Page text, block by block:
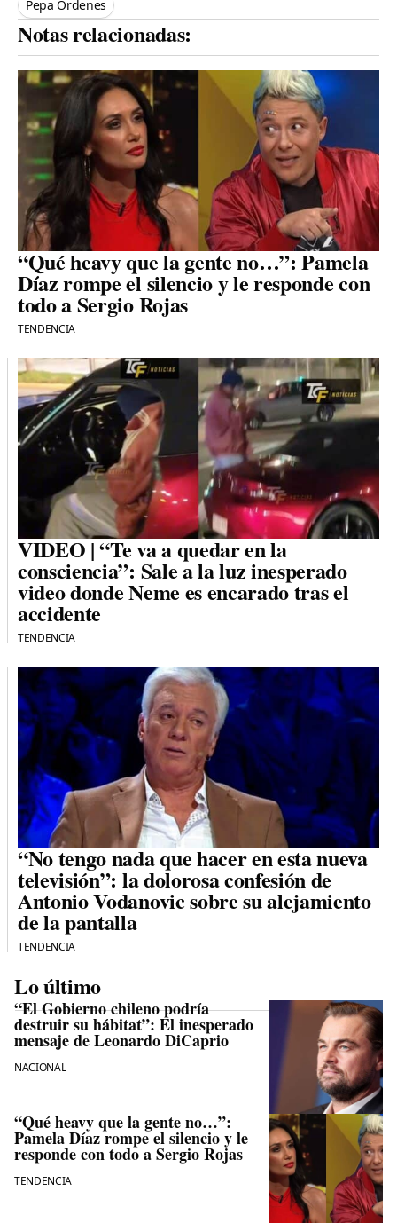
Pepa Órdenes
Notas relacionadas:
“Qué heavy que la gente no…”: Pamela
Díaz rompe el silencio y le responde con
todo a Sergio Rojas
TENDENCIA
VIDEO | “Te va a quedar en la
consciencia”: Sale a la luz inesperado
video donde Neme es encarado tras el
accidente
TENDENCIA
“No tengo nada que hacer en esta nueva
televisión”: la dolorosa confesión de
Antonio Vodanovic sobre su alejamiento
de la pantalla
TENDENCIA
Lo último
“El Gobierno chileno podría
destruir su hábitat”: El inesperado
mensaje de Leonardo DiCaprio
NACIONAL
“Qué heavy que la gente no…”:
Pamela Díaz rompe el silencio y le
responde con todo a Sergio Rojas
TENDENCIA